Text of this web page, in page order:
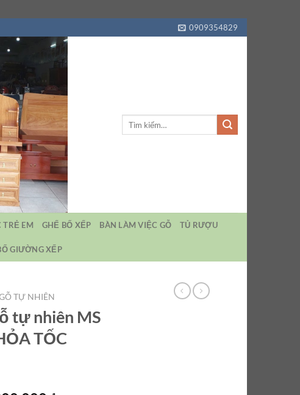
0909354829
TRẺ EM GHẾ BỐ XẾP BÀN LÀM VIỆC GỖ TỦ RƯỢU
GIƯỜNG XẾP
TỰ NHIÊN
tự nhiên MS
TỐC